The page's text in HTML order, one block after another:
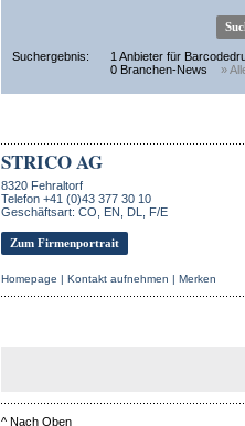
Suchergebnis:
1 Anbieter für
0 Branchen-News
»
STRICO AG
8320 Fehraltorf
Telefon +41 (0)43 377 30 10
Geschäftsart: CO, EN, DL, F/E
Zum Firmenportrait
Homepage | Kontakt aufnehmen | Merken
^ Nach Oben